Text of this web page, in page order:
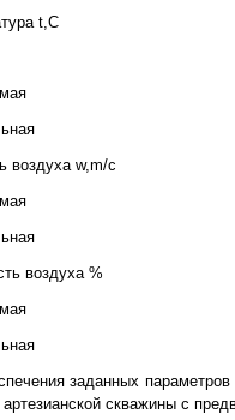
t,C
воздуха w,m/c
воздуха %
заданных
артезианской скважины с